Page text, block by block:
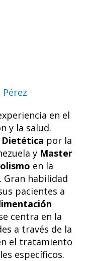
Pérez
en el
y la salud.
Dietética por la
y Master
en la
Gran habilidad
pacientes a
centra en la
a través de la
el tratamiento
específicos.